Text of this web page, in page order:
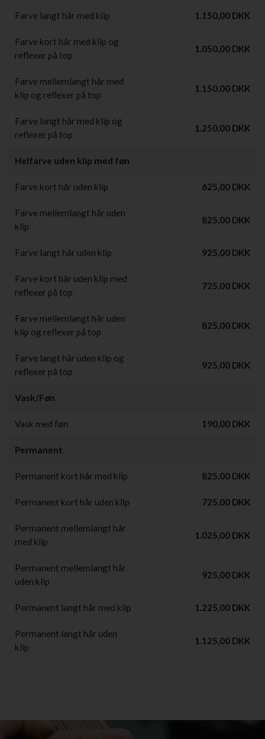
Farve langt hår med klip 1.150,00 DKK
Farve kort hår med klip og
reflexer på top
1.050,00 DKK
Farve mellemlangt hår med
klip og reflexer på top
1.150,00 DKK
Farve langt hår med klip og
reflexer på top
1.250,00 DKK
Helfarve uden klip med føn
Farve kort hår uden klip 625,00 DKK
Farve mellemlangt hår uden
klip
825,00 DKK
Farve langt hår uden klip 925,00 DKK
Farve kort hår uden klip med
reflexer på top
725,00 DKK
Farve mellemlangt hår uden
klip og reflexer på top
825,00 DKK
Farve langt hår uden klip og
reflexer på top
925,00 DKK
Vask/Føn
Vask med føn 190,00 DKK
Permanent
Permanent kort hår med klip 825,00 DKK
Permanent kort hår uden klip 725,00 DKK
Permanent mellemlangt hår
med klip
1.025,00 DKK
Permanent mellemlangt hår
uden klip
925,00 DKK
Permanent langt hår med klip 1.225,00 DKK
Permanent langt hår uden
klip
1.125,00 DKK